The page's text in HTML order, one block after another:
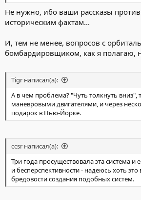
Не нужно, ибо ваши рассказы
историческим фактам...
И, тем не менее, вопросов с
бомбардировщиком, как я полагаю,
Tigr написал(а):
А в чем проблема? "Чуть толкнуть вниз",
маневровыми двигателями, и через
подарок в Нью-Йорке.
ccsr написал(а):
Три года просуществовала эта система и
и бесперспективности - надеюсь хоть это
бредовости создания подобных систем.